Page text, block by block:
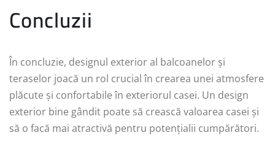
Concluzii
În concluzie, designul exterior al balcoanelor și
teraselor joacă un rol crucial în crearea unei atmosfere
plăcute și confortabile în exteriorul casei. Un design
exterior bine gândit poate să crească valoarea casei și
să o facă mai atractivă pentru potențialii cumpărători.